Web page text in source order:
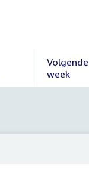
Volgende
week
Volgende